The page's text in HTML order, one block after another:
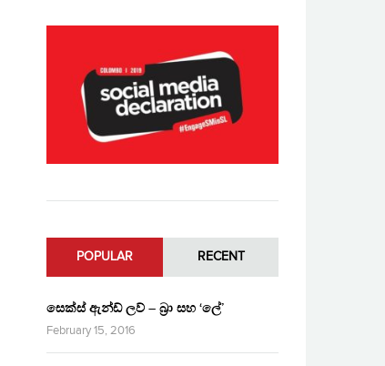
POPULAR RECENT
සෙක්ස් ඇන්ඩ් ලව් – බ්‍රා සහ ‘ලේ’
February 15, 2016